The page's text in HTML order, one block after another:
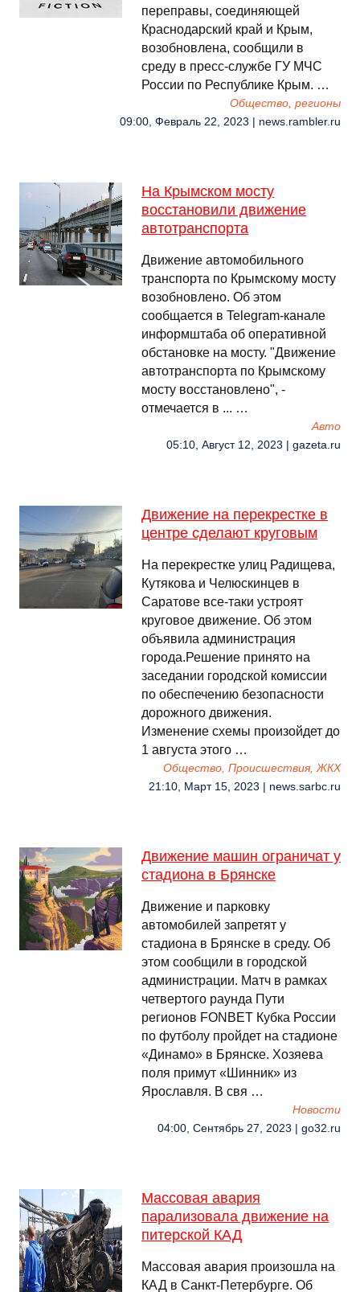
переправы, соединяющей
Краснодарский край и Крым,
возобновлена, сообщили в
среду в пресс-службе ГУ МЧС
России по Республике Крым. …
Общество, регионы
09:00, Февраль 22, 2023 | news.rambler.ru
На Крымском мосту
восстановили движение
автотранспорта
Движение автомобильного
транспорта по Крымскому мосту
возобновлено. Об этом
сообщается в Telegram-канале
информштаба об оперативной
обстановке на мосту. "Движение
автотранспорта по Крымскому
мосту восстановлено", -
отмечается в ... …
Авто
05:10, Август 12, 2023 | gazeta.ru
Движение на перекрестке в
центре сделают круговым
На перекрестке улиц Радищева,
Кутякова и Челюскинцев в
Саратове все-таки устроят
круговое движение. Об этом
объявила администрация
города.Решение принято на
заседании городской комиссии
по обеспечению безопасности
дорожного движения.
Изменение схемы произойдет до
1 августа этого …
Общество, Происшествия, ЖКХ
21:10, Март 15, 2023 | news.sarbc.ru
Движение машин ограничат у
стадиона в Брянске
Движение и парковку
автомобилей запретят у
стадиона в Брянске в среду. Об
этом сообщили в городской
администрации. Матч в рамках
четвертого раунда Пути
регионов FONBET Кубка России
по футболу пройдет на стадионе
«Динамо» в Брянске. Хозяева
поля примут «Шинник» из
Ярославля. В свя …
Новости
04:00, Сентябрь 27, 2023 | go32.ru
Массовая авария
парализовала движение на
питерской КАД
Массовая авария произошла на
КАД в Санкт-Петербурге. Об